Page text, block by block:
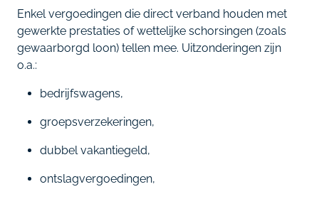
Enkel vergoedingen die direct verband houden met
gewerkte prestaties of wettelijke schorsingen (zoals
gewaarborgd loon) tellen mee. Uitzonderingen zijn
o.a.:
bedrijfswagens,
groepsverzekeringen,
dubbel vakantiegeld,
ontslagvergoedingen,